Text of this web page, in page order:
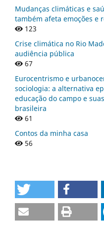
Mudanças climáticas e
também afeta emoções e
123
Crise climática no Rio
audiência pública
67
Eurocentrismo e
sociologia: a alternativa
educação do campo e
brasileira
61
Contos da minha casa
56